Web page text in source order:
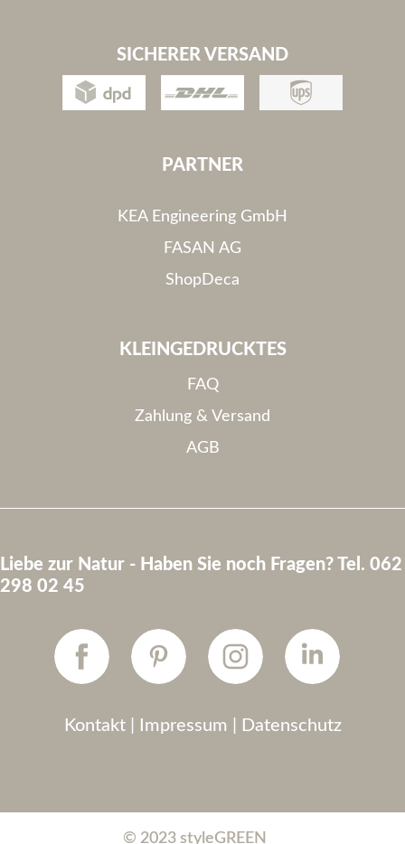
SICHERER VERSAND
PARTNER
KEA Engineering GmbH
FASAN AG
ShopDeca
KLEINGEDRUCKTES
FAQ
Zahlung & Versand
AGB
Liebe zur Natur - Haben Sie noch Fragen? Tel. 062
298 02 45
Kontakt| Impressum Datenschutz
© 2023 styleGREEN